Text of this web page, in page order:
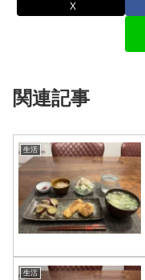
X
関連記事
生活
生活